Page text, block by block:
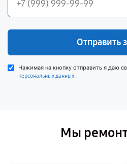
Отправить
Нажимая на кнопку отправить я даю
персональных данных.
Мы